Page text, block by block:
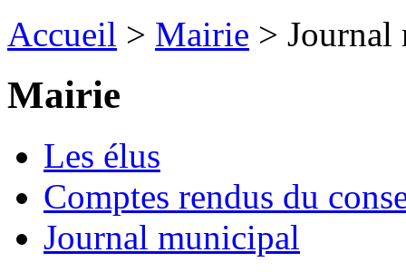
Accueil > Mairie >
Mairie
Les élus
Comptes rendus du
Journal municipal